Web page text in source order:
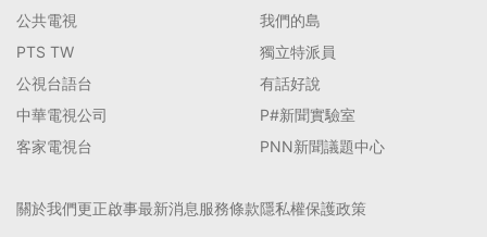
公共電視
PTS TW
公視台語台
中華電視公司
客家電視台
我們的島
獨立特派員
有話好說
P#新聞實驗室
PNN新聞議題中心
關於我們更正啟事最新消息服務條款隱私權保護政策